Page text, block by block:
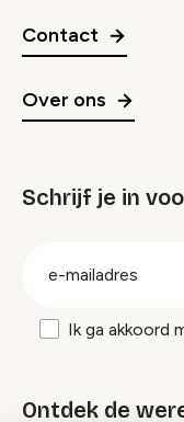
Contact
Over ons
Schrijf je in
Ik ga akkoord
Ontdek de